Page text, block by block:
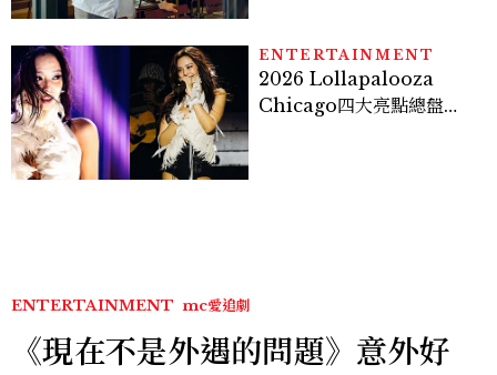
ENTERTAINMENT
2026 Lollapalooza
Chicago四大亮點總盤
ENTERTAINMENT mc愛追劇
《現在不是外遇的問題》意外好